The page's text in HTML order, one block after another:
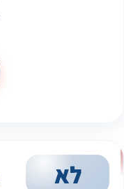
לא